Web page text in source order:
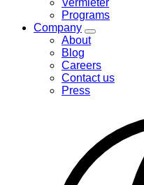
menu
Vermieter
Programs
Company
Toggle
Company
About
Blog
Careers
Contact us
Press